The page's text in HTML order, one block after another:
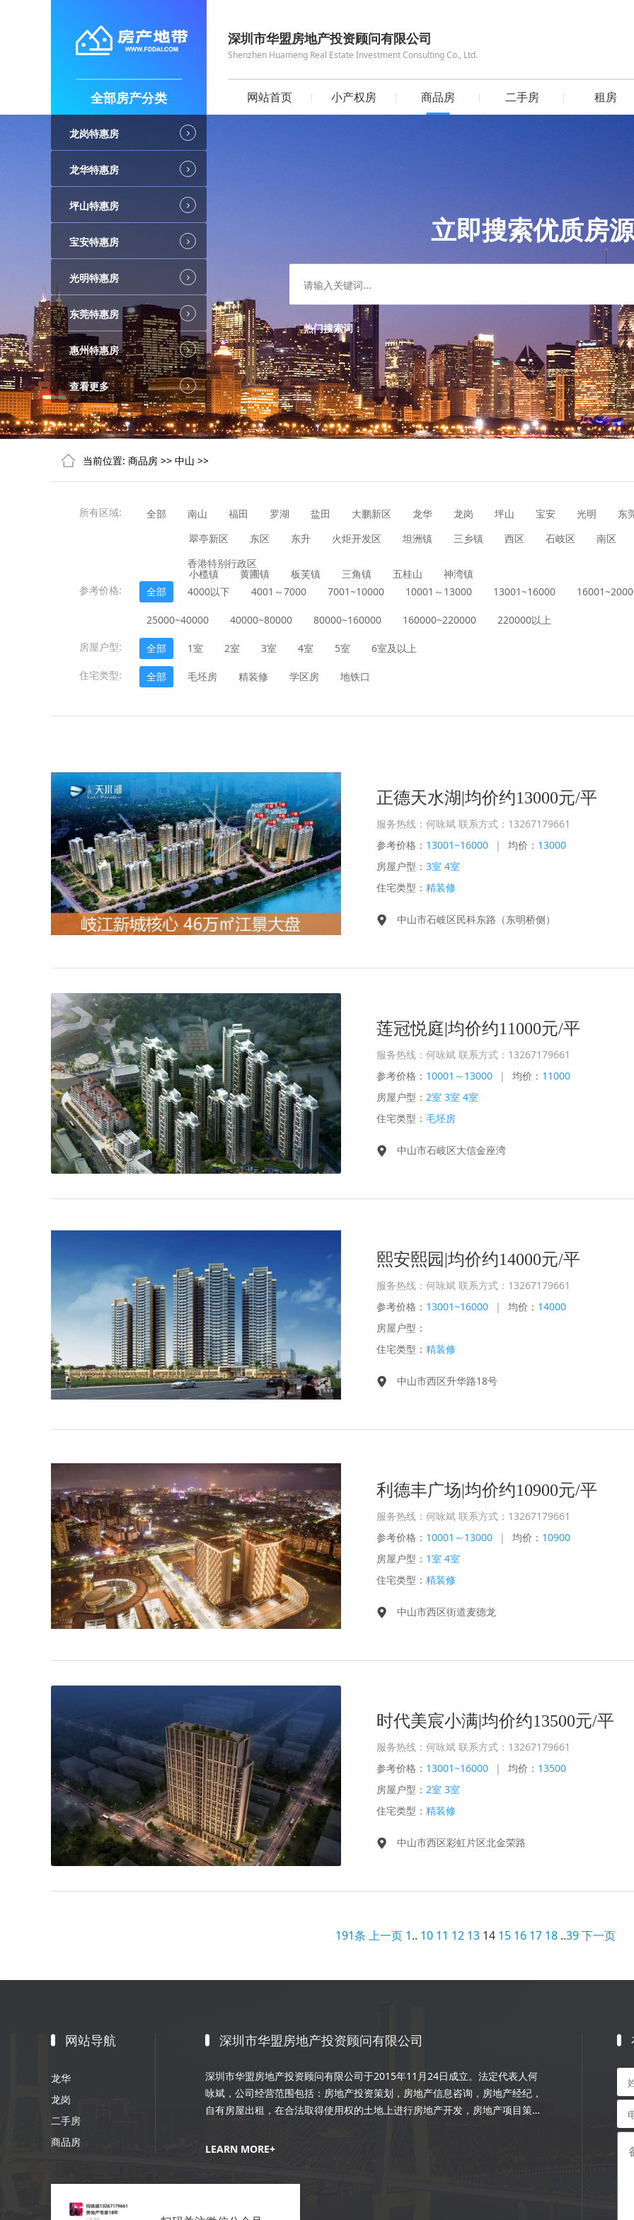
全部房产分类
龙岗特惠房
龙华特惠房
坪山特惠房
宝安特惠房
光明特惠房
东莞特惠房
惠州特惠房
查看更多
深圳市华盟房地产投资顾问有限公司
Shenzhen Huameng Real Estate Investment Consulting Co., Ltd.
网站首页 小产权房 商品房 二手房 租房
立即搜索优质房源
热门搜索词：
当前位置: 商品房 >> 中山 >>
所有区域: 全部 南山 福田 罗湖 盐田 大鹏新区 龙华 龙岗 坪山 宝安 光明
东
翠亭新区
东区 东升 火炬开发区 坦洲镇 三乡镇 西区 石岐区 南区
小榄镇 黄圃镇 板芙镇 三角镇 五桂山 神湾镇
香港特别行政区
参考价格:
全部 4000以下 4001～7000 7001~10000 10001～13000 13001~16000
25000~40000 40000~80000 80000~160000 160000~220000
220000以上
房屋户型:
全部 1室 2室 3室 4室 5室
6室及以上
住宅类型:
全部 毛坯房 精装修 学区房 地铁口
正德天水湖|均价约13000元/平
服务热线：何咏斌 联系方式：13267179661
参考价格： 13001~16000 | 均价： 13000
房屋户型： 3室 4室
住宅类型： 精装修
中山市石岐区民科东路（东明桥侧）
莲冠悦庭|均价约11000元/平
服务热线：何咏斌 联系方式：13267179661
参考价格： 10001～13000 | 均价： 11000
房屋户型： 2室 3室 4室
住宅类型： 毛坯房
中山市石岐区大信金座湾
熙安熙园|均价约14000元/平
服务热线：何咏斌 联系方式：13267179661
参考价格： 13001~16000 | 均价： 14000
房屋户型：
住宅类型： 精装修
中山市西区升华路18号
利德丰广场|均价约10900元/平
服务热线：何咏斌 联系方式：13267179661
参考价格： 10001～13000 | 均价： 10900
房屋户型： 1室 4室
住宅类型： 精装修
中山市西区街道麦德龙
时代美宸小满|均价约13500元/平
服务热线：何咏斌 联系方式：13267179661
参考价格： 13001~16000 | 均价： 13500
房屋户型： 2室 3室
住宅类型： 精装修
中山市西区彩虹片区北金荣路
191条 上一页 1.. 10 11 12 13 14 15 16 17 18 ..39下一页
网站导航
龙华
龙岗
二手房
商品房
深圳市华盟房地产投资顾问有限公司
深圳市华盟房地产投资顾问有限公司于2015年11月24日成立。法定代表人何
咏斌，公司经营范围包括：房地产投资策划，房地产信息咨询，房地产经纪，
自有房屋出租，在合法取得使用权的土地上进行房地产开发，房地产项目策
销策划等。
LEARN MORE+